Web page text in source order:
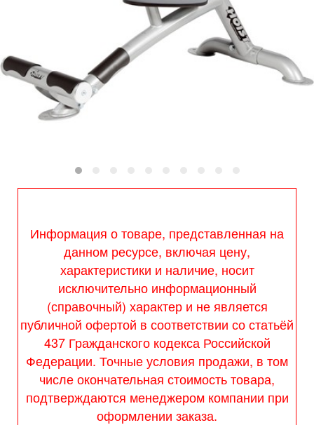
Информация о товаре, представленная на
данном ресурсе, включая цену,
характеристики и наличие, носит
исключительно информационный
(справочный) характер и не является
публичной офертой в соответствии со статьёй
437 Гражданского кодекса Российской
Федерации. Точные условия продажи, в том
числе окончательная стоимость товара,
подтверждаются менеджером компании при
оформлении заказа.